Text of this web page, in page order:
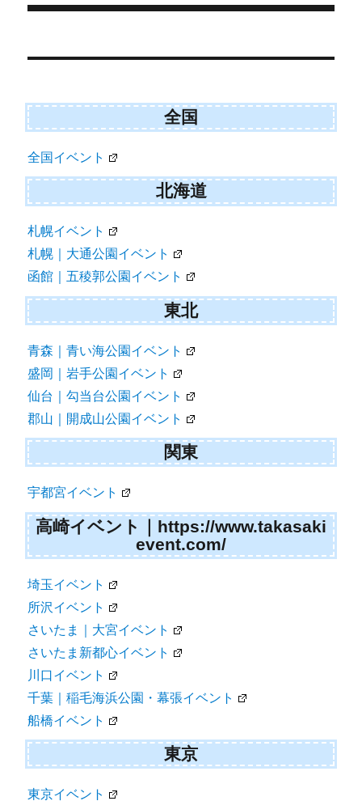
r
navigation
全国
全国イベント
北海道
札幌イベント
札幌｜大通公園イベント
函館｜五稜郭公園イベント
東北
青森｜青い海公園イベント
盛岡｜岩手公園イベント
仙台｜勾当台公園イベント
郡山｜開成山公園イベント
関東
宇都宮イベント
高崎イベント｜https://www.takasaki
event.com/
埼玉イベント
所沢イベント
さいたま｜大宮イベント
さいたま新都心イベント
川口イベント
千葉｜稲毛海浜公園・幕張イベント
船橋イベント
東京
東京イベント